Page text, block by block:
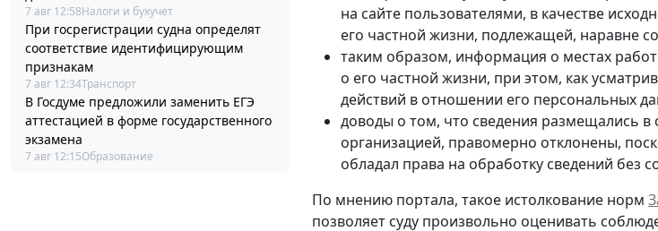
7 авг 12:58Налоги и бухучет
При госрегистрации судна определят
соответствие идентифицирующим
признакам
7 авг 12:34Транспорт
В Госдуме предложили заменить ЕГЭ
аттестацией в форме государственного
экзамена
7 авг 12:15Образование
на сайте пользователями, в качестве
его частной жизни, подлежащей, наравне
таким образом, информация о местах
о его частной жизни, при этом, как
действий в отношении его персональных
доводы о том, что сведения размещались
организацией, правомерно отклонены,
обладал права на обработку сведений без
По мнению портала, такое истолкование норм
позволяет суду произвольно оценивать